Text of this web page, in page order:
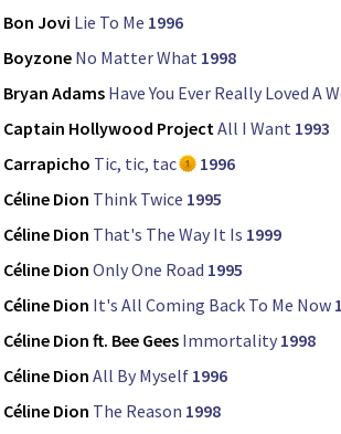
Bon Jovi Lie To Me 1996
Boyzone No Matter What 1998
Bryan Adams Have You Ever Really Loved A
Captain Hollywood ProjectAll I Want 1993
Carrapicho Tic, tic, tac
1996
Céline Dion Think Twice 1995
Céline Dion That's The Way It Is 1999
Céline Dion Only One Road 1995
Céline Dion It's All Coming Back To Me Now
Céline Dion ft. Bee Gees Immortality 1998
Céline Dion All By Myself 1996
Céline Dion The Reason 1998